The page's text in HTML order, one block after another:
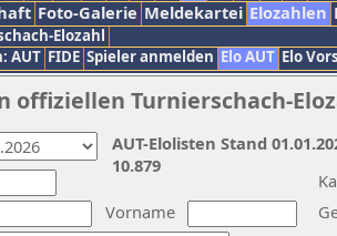
Foto-Galerie Meldekartei Elozahlen
Elozahl
AUT FIDE Spieler anmelden Elo AUT Elo
offiziellen Turnierschach-
Vorname
AUT-Elolisten Stand
10.879